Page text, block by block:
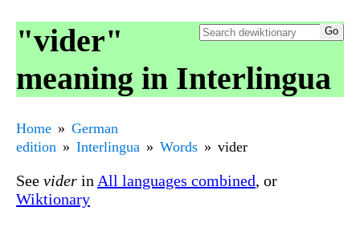
"vider"
meaning in Interlingua
Home
German
edition
Interlingua Words vider
See vider in All languages combined, or
Wiktionary